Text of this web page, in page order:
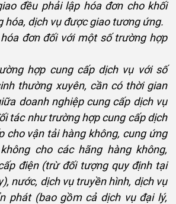
đều phải lập hóa đơn cho khối
hóa, dịch vụ được giao tương ứng.
đơn đối với một số trường hợp
hợp cung cấp dịch vụ với số
thường xuyên, cần có thời gian
doanh nghiệp cung cấp dịch vụ
tác như trường hợp cung cấp dịch
cho vận tải hàng không, cung ứng
cho các hãng hàng không,
điện (trừ đối tượng quy định tại
nước, dịch vụ truyền hình, dịch vụ
phát (bao gồm cả dịch vụ đại lý,